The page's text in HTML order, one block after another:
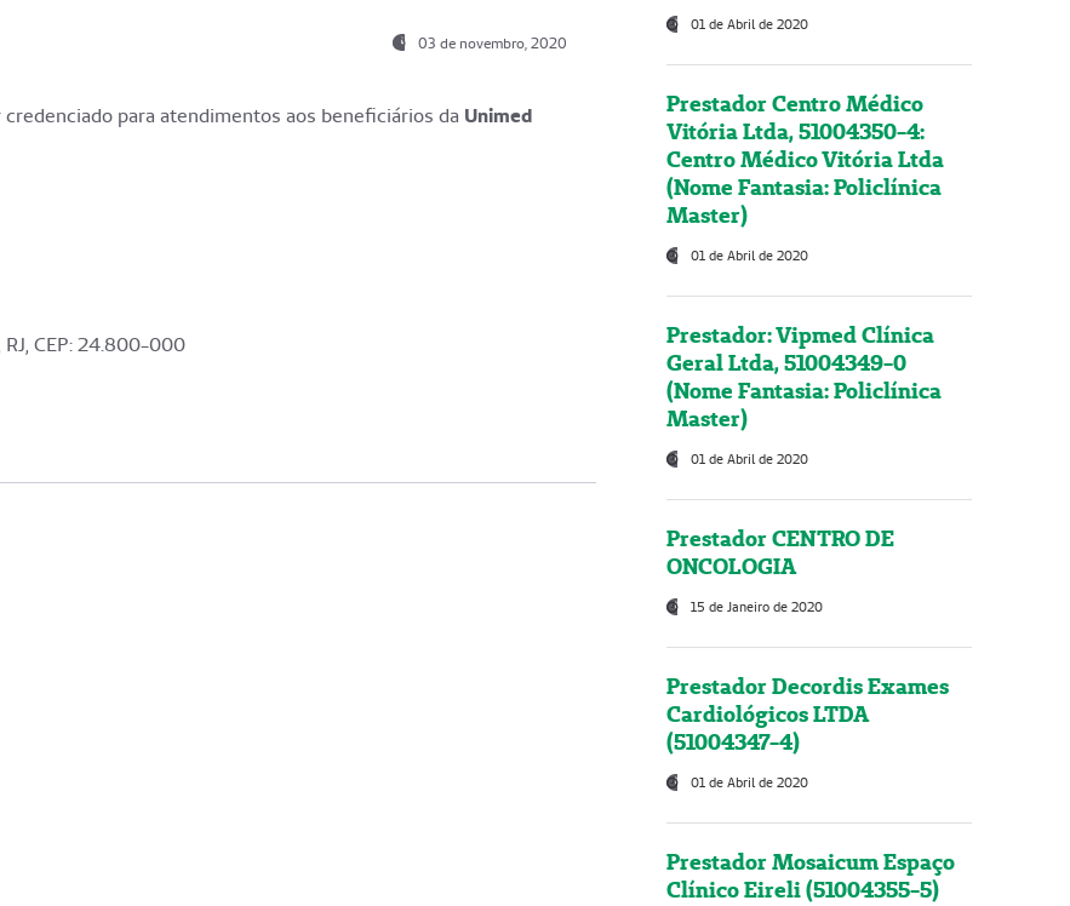
03 de novembro, 2020
para atendimentos aos beneficiários da Unimed
RJ, CEP: 24.800-000
01 de Abril de 2020
Prestador Centro Médico
Vitória Ltda, 51004350-4:
Centro Médico Vitória Ltda
(Nome Fantasia: Policlínica
Master)
01 de Abril de 2020
Prestador: Vipmed Clínica
Geral Ltda, 51004349-0
(Nome Fantasia: Policlínica
Master)
01 de Abril de 2020
Prestador CENTRO DE
ONCOLOGIA
15 de Janeiro de 2020
Prestador Decordis Exames
Cardiológicos LTDA
(51004347-4)
01 de Abril de 2020
Prestador Mosaicum Espaço
Clínico Eireli (51004355-5)